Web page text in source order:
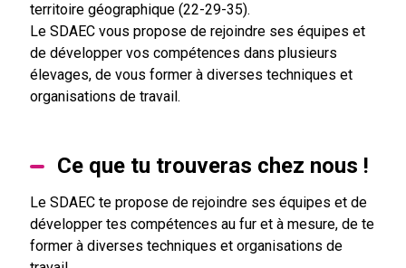
territoire géographique (22-29-35).
Le SDAEC vous propose de rejoindre ses équipes et
de développer vos compétences dans plusieurs
élevages, de vous former à diverses techniques et
organisations de travail.
Ce que tu trouveras chez nous !
Le SDAEC te propose de rejoindre ses équipes et de
développer tes compétences au fur et à mesure, de te
former à diverses techniques et organisations de